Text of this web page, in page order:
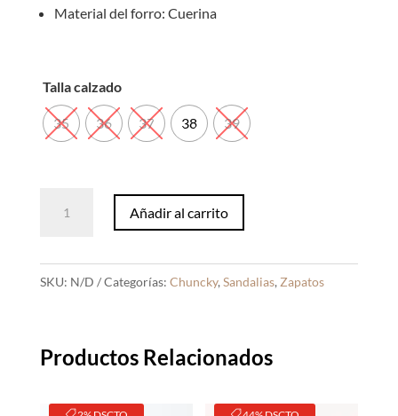
Material del forro: Cuerina
Talla calzado
35 36 37 38 39
Mora
Añadir al carrito
SKU: N/D Categorías: Chuncky, Sandalias, Zapatos
Productos Relacionados